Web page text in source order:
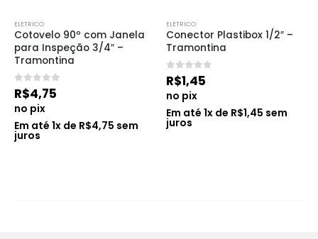
ELETRICO
Cotovelo 90º com Janela
para Inspeção 3/4″ –
Tramontina
0 de 5
R$4,75
no pix
Em até 1x de R$4,75 sem
juros
ELETRICO
Conector Plastibox 1/2″ –
Tramontina
0 de 5
R$1,45
no pix
Em até 1x de R$1,45 sem
juros